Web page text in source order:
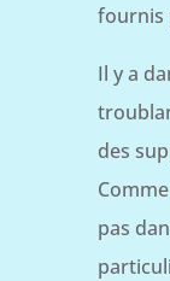
fournis
Il y a
des
pas